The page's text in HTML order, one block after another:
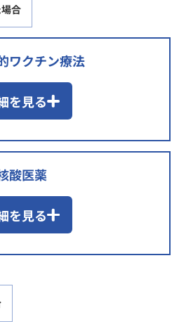
合
ワクチン療法
を見る
酸医薬
を見る